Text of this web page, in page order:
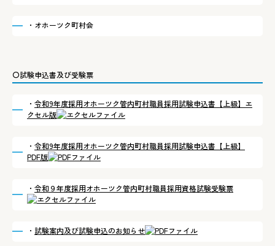
・オホーツク町村会
〇試験申込書及び受験票
・ 令和9年度採用オホーツク管内町村職員採用試験申込書【上級】エ
クセル版
・ 令和9年度採用オホーツク管内町村職員採用試験申込書【上級】
PDF版
・ 令和９年度採用オホーツク管内町村職員採用資格試験受験票
・ 試験案内及び試験申込のお知らせ